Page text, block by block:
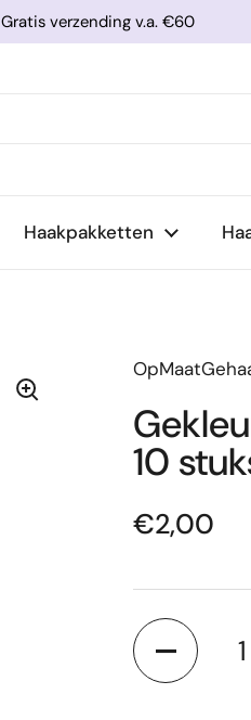
Gratis verzending v.a. €60
Haakpakketten
10
Prijs:
€2,00
Aantal